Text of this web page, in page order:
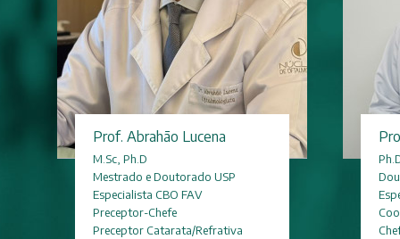
Prof. Abrahão Lucena
M.Sc, Ph.D
Mestrado e Doutorado USP
Especialista CBO FAV
Preceptor-Chefe
Preceptor Catarata/Refrativa